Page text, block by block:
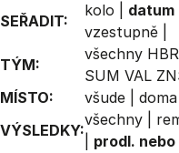
SEŘADIT:
kolo datum
vzestupně
TÝM:
všechny HBR
SUM VAL
MÍSTO:
všude doma
VÝSLEDKY:
všechny
prodl. nebo